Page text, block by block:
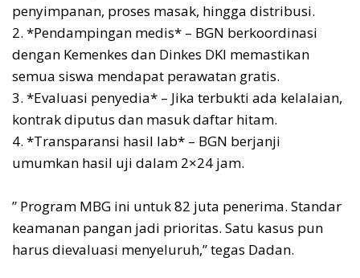
penyimpanan, proses masak, hingga distribusi.
2. *Pendampingan medis* – BGN berkoordinasi
dengan Kemenkes dan Dinkes DKI memastikan
semua siswa mendapat perawatan gratis.
3. *Evaluasi penyedia* – Jika terbukti ada kelalaian,
kontrak diputus dan masuk daftar hitam.
4. *Transparansi hasil lab* – BGN berjanji
umumkan hasil uji dalam 2×24 jam.
” Program MBG ini untuk 82 juta penerima. Standar
keamanan pangan jadi prioritas. Satu kasus pun
harus dievaluasi menyeluruh,” tegas Dadan.